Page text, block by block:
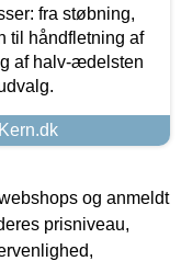
fra støbning,
til håndfletning af
af halv-ædelsten
og anmeldt
prisniveau,